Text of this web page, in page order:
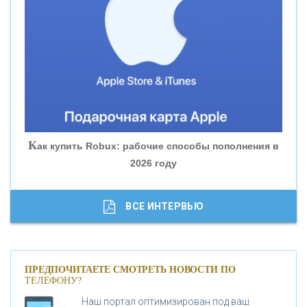
«БАНК ГЛОБЭКС»
«СОВКОМБАНК»
«ГАЗПРОМБАНК»
«МОСКОВСКИЙ КРЕДИТНЫЙ БАНК»
Как купить Robux: рабочие способы пополнения в
2026 году
ВСЕ ИНТЕРВЬЮ
ПРЕДПОЧИТАЕТЕ СМОТРЕТЬ НОВОСТИ ПО
ТЕЛЕФОНУ?
Наш портал оптимизирован под ваш